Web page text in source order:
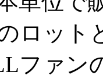
ロット
ファン